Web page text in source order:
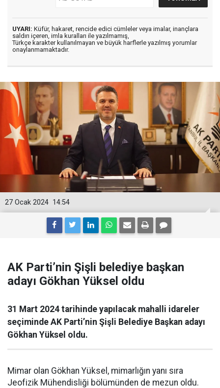
UYARI: Küfür, hakaret, rencide edici cümleler veya imalar, inançlara
saldırı içeren, imla kuralları ile yazılmamış,
Türkçe karakter kullanılmayan ve büyük harflerle yazılmış yorumlar
onaylanmamaktadır.
14:54
27 Ocak 2024
AK Parti’nin Şişli belediye başkan
adayı Gökhan Yüksel oldu
31 Mart 2024 tarihinde yapılacak mahalli idareler
seçiminde AK Parti’nin Şişli Belediye Başkan adayı
Gökhan Yüksel oldu.
Mimar olan Gökhan Yüksel, mimarlığın yanı sıra
Jeofizik Mühendisliği bölümünden de mezun oldu.